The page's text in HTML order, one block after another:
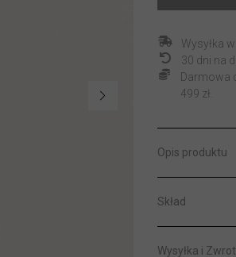
Wysyłka
30 dni na
Darmowa
499 zł.
Opis produktu
Skład
Wysyłka i